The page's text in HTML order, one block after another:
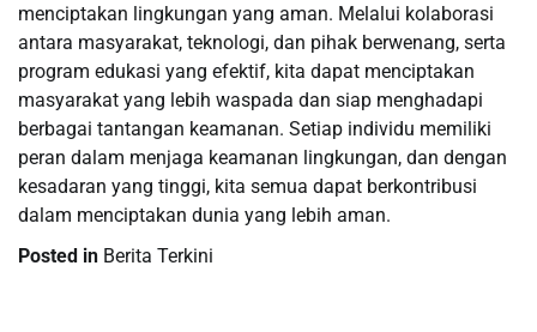
menciptakan lingkungan yang aman. Melalui kolaborasi
antara masyarakat, teknologi, dan pihak berwenang, serta
program edukasi yang efektif, kita dapat menciptakan
masyarakat yang lebih waspada dan siap menghadapi
berbagai tantangan keamanan. Setiap individu memiliki
peran dalam menjaga keamanan lingkungan, dan dengan
kesadaran yang tinggi, kita semua dapat berkontribusi
dalam menciptakan dunia yang lebih aman.
Posted in Berita Terkini